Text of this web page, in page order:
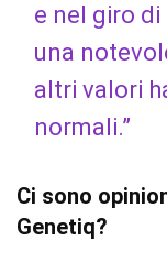
e nel giro
una
altri valori
normali.”
Ci sono
Genetiq?